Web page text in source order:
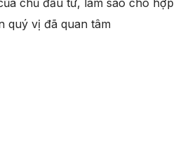
quý vị đã quan tâm